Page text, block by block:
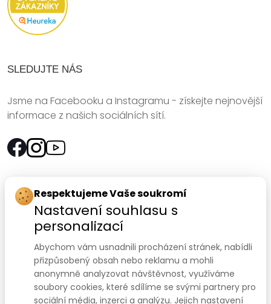
SLEDUJTE NÁS
Jsme na Facebooku a Instagramu - získejte nejnovější
informace z našich sociálních sítí.
Rychlý kontakt:
SANOMED, spol. s r.o.
Palackého třída 240/75
612 00 Brno-Královo Pole
Prodejna:+420 541 422 911,+420 541 422 912
e-mail:prodejna@sanomed.cz
Respektujeme Vaše soukromí
Nastavení souhlasu s
personalizací
Abychom vám usnadnili procházení stránek, nabídli
přizpůsobený obsah nebo reklamu a mohli
anonymně analyzovat návštěvnost, využíváme
soubory cookies, které sdílíme se svými partnery pro
sociální média, inzerci a analýzu. Jejich nastavení